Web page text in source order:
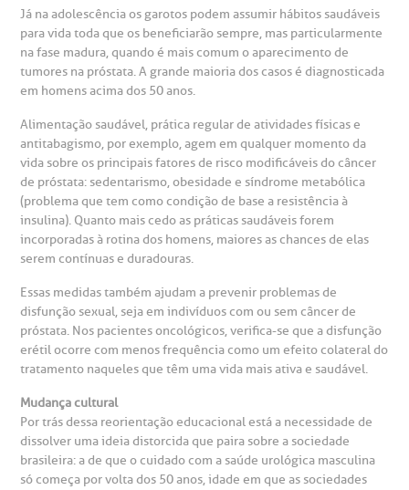
de Exames
(11)3505-1000
ouvidoria@bp.org.br
Fale Conosco
Saiba mais
Endereço:
CEP: 01323-001 | Bela Vista
São Paulo - SP
BP Mirante
Endereço:
social da BP
corporativa
social
a BP
Conosco
Telemedicina BP
Teleinterconsulta
Centro de Doenças Autoimunes
de Visita
socorro
de cópia de prontuário médico
de orçamento particular
de veracidade de atestado
atendimento
Cirurgia
de Excelência em Ortopedia
especialidades
Já na adolescência os garotos podem assumir hábitos saudáveis
para vida toda que os beneficiarão sempre, mas particularmente
na fase madura, quando é mais comum o aparecimento de
tumores na próstata. A grande maioria dos casos é diagnosticada
em homens acima dos 50 anos.
Alimentação saudável, prática regular de atividades físicas e
antitabagismo, por exemplo, agem em qualquer momento da
vida sobre os principais fatores de risco modificáveis do câncer
de próstata: sedentarismo, obesidade e síndrome metabólica
(problema que tem como condição de base a resistência à
insulina). Quanto mais cedo as práticas saudáveis forem
incorporadas à rotina dos homens, maiores as chances de elas
serem contínuas e duradouras.
Essas medidas também ajudam a prevenir problemas de
disfunção sexual, seja em indivíduos com ou sem câncer de
próstata. Nos pacientes oncológicos, verifica-se que a disfunção
erétil ocorre com menos frequência como um efeito colateral do
tratamento naqueles que têm uma vida mais ativa e saudável.
Mudança cultural
Por trás dessa reorientação educacional está a necessidade de
dissolver uma ideia distorcida que paira sobre a sociedade
brasileira: a de que o cuidado com a saúde urológica masculina
só começa por volta dos 50 anos, idade em que as sociedades